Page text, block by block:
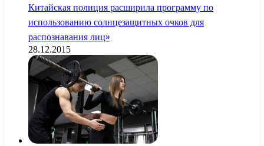
Китайская полиция расширила программу по
использованию солнцезащитных очков для
распознавания лиц»
28.12.2015